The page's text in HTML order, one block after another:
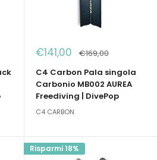
Prezzo
scontato
€141,00 Prezzo
€169,00
C4 Carbon Pala singola
Carbonio MB002 AUREA
Freediving | DivePop
C4 CARBON
Risparmi 18%